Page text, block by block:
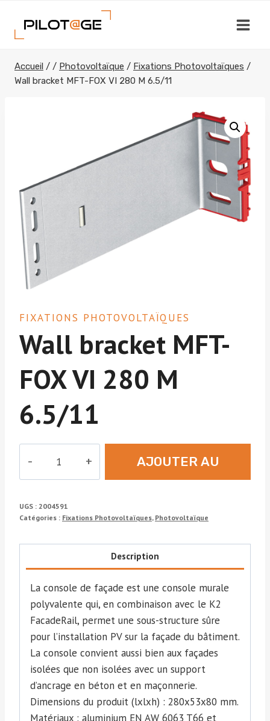
contenu
Accueil / / Photovoltaïque / Fixations Photovoltaïques /
Wall bracket MFT-FOX VI 280 M 6.5/11
FIXATIONS PHOTOVOLTAÏQUES
Wall bracket MFT-
FOX VI 280 M
6.5/11
Wall
MFT-
280
6.5/11
AJOUTER AU
UGS : 2004591
Catégories : Fixations Photovoltaïques, Photovoltaïque
Description
La console de façade est une console murale
polyvalente qui, en combinaison avec le K2
FacadeRail, permet une sous-structure sûre
pour l’installation PV sur la façade du bâtiment.
La console convient aussi bien aux façades
isolées que non isolées avec un support
d’ancrage en béton et en maçonnerie.
Dimensions du produit (lxlxh) : 280x53x80 mm.
Matériaux : aluminium EN AW 6063 T66 et